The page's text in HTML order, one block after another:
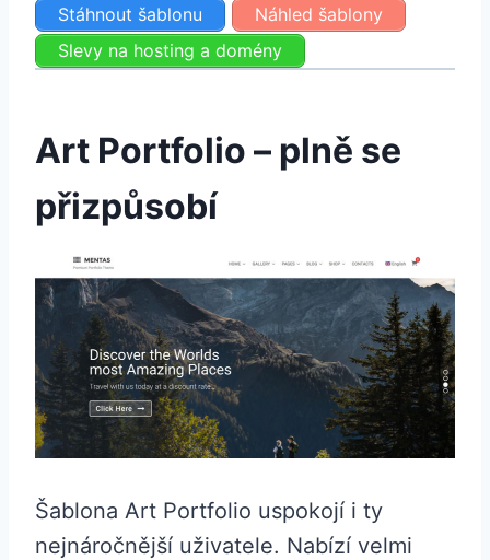
Stáhnout šablonu
Náhled šablony
Slevy na hosting a domény
Art Portfolio – plně se
přizpůsobí
Šablona Art Portfolio uspokojí i ty
nejnáročnější uživatele. Nabízí velmi